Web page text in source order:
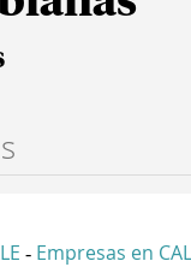
- Empresas en